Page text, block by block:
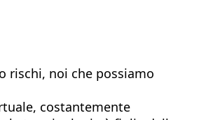
rischi, noi che possiamo
costantemente